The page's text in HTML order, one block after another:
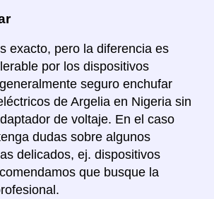
exacto, pero la diferencia es
por los dispositivos
seguro enchufar
de Argelia en Nigeria sin
de voltaje. En el caso
dudas sobre algunos
delicados, ej. dispositivos
que busque la